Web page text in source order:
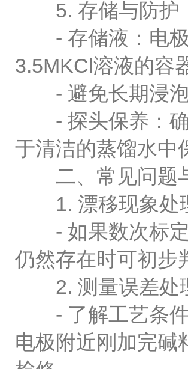
5. 存储与防护
- 存储液：电极
3.5MKCl溶液的容
- 避免长期浸泡
- 探头保养：确
于清洁的蒸馏水中
二、常见问题
1. 漂移现象处
- 如果数次标定
仍然存在时可初步
2. 测量误差处
- 了解工艺条件
电极附近刚加完碱